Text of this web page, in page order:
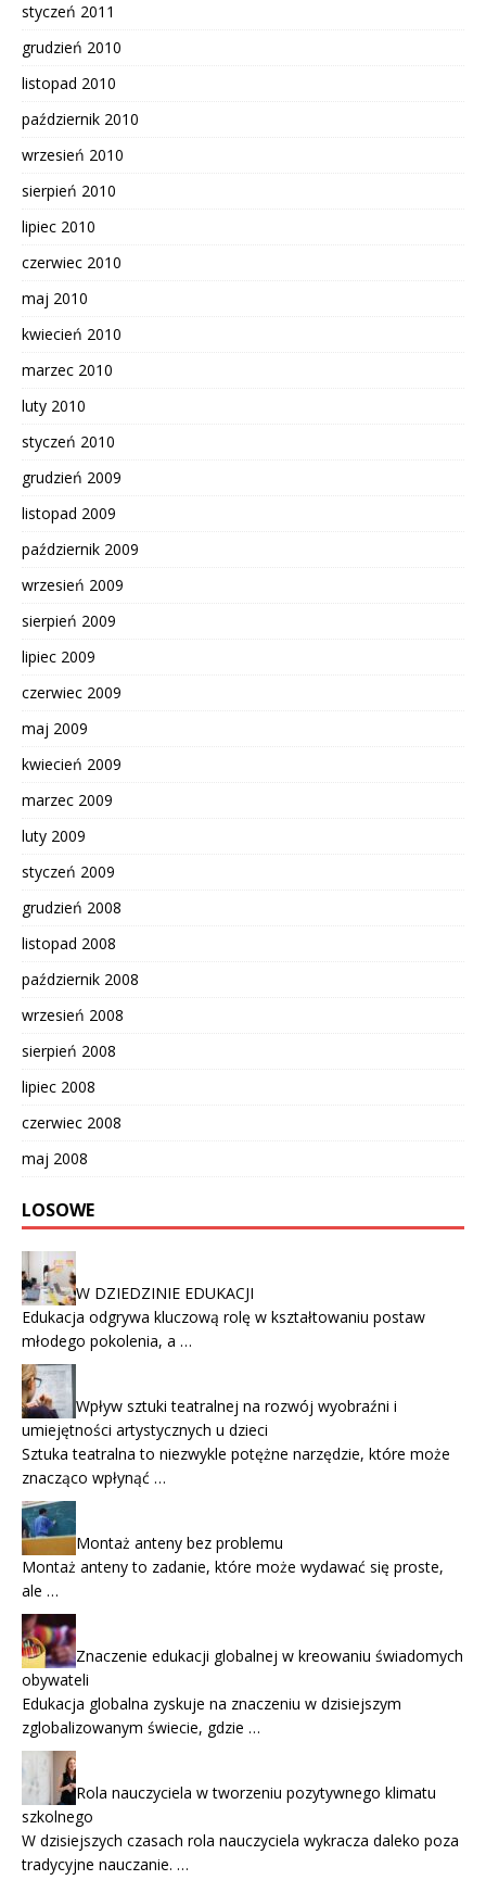
styczeń 2011
grudzień 2010
listopad 2010
październik 2010
wrzesień 2010
sierpień 2010
lipiec 2010
czerwiec 2010
maj 2010
kwiecień 2010
marzec 2010
luty 2010
styczeń 2010
grudzień 2009
listopad 2009
październik 2009
wrzesień 2009
sierpień 2009
lipiec 2009
czerwiec 2009
maj 2009
kwiecień 2009
marzec 2009
luty 2009
styczeń 2009
grudzień 2008
listopad 2008
październik 2008
wrzesień 2008
sierpień 2008
lipiec 2008
czerwiec 2008
maj 2008
LOSOWE
W DZIEDZINIE EDUKACJI
Edukacja odgrywa kluczową rolę w kształtowaniu postaw
młodego pokolenia, a …
Wpływ sztuki teatralnej na rozwój wyobraźni i
umiejętności artystycznych u dzieci
Sztuka teatralna to niezwykle potężne narzędzie, które może
znacząco wpłynąć …
Montaż anteny bez problemu
Montaż anteny to zadanie, które może wydawać się proste,
ale …
Znaczenie edukacji globalnej w kreowaniu świadomych
obywateli
Edukacja globalna zyskuje na znaczeniu w dzisiejszym
zglobalizowanym świecie, gdzie …
Rola nauczyciela w tworzeniu pozytywnego klimatu
szkolnego
W dzisiejszych czasach rola nauczyciela wykracza daleko poza
tradycyjne nauczanie. …